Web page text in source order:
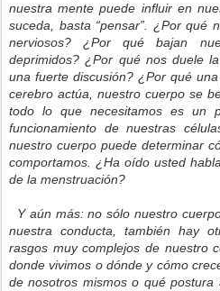
nuestra mente puede influir en
suceda, basta “pensar”. ¿Por qué
nerviosos? ¿Por qué bajan
deprimidos? ¿Por qué nos duele
una fuerte discusión? ¿Por qué
cerebro actúa, nuestro cuerpo se
todo lo que necesitamos es un
funcionamiento de nuestras
nuestro cuerpo puede determinar
comportamos. ¿Ha oído usted
de la menstruación?
Y aún más: no sólo nuestro
nuestra conducta, también hay
rasgos muy complejos de nuestro
donde vivimos o dónde y cómo
de nosotros mismos o qué